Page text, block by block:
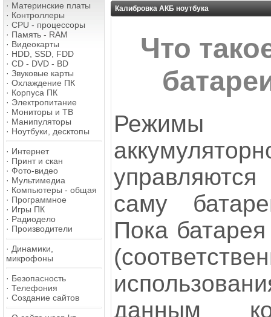
· Материнские платы
· Контроллеры
· CPU - процессоры
· Память - RAM
· Видеокарты
· HDD, SSD, FDD
· CD - DVD - BD
· Звуковые карты
· Охлаждение ПК
· Корпуса ПК
· Электропитание
· Мониторы и ТВ
· Манипуляторы
· Ноутбуки, десктопы
· Интернет
· Принт и скан
· Фото-видео
· Мультимедиа
· Компьютеры - общая
· Программное
· Игры ПК
· Радиодело
· Производители
· Динамики,
микрофоны
· Безопасность
· Телефония
· Создание сайтов
Калибровка АКБ ноутбука
Что
Режимы
саму
Пока
данным